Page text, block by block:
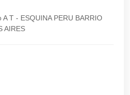
A T - ESQUINA PERU BARRIO
AIRES